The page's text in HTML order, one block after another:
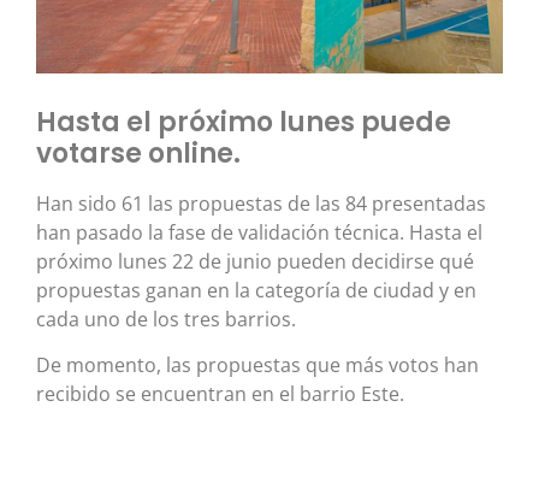
Hasta el próximo lunes puede
votarse online.
Han sido 61 las propuestas de las 84 presentadas
han pasado la fase de validación técnica. Hasta el
próximo lunes 22 de junio pueden decidirse qué
propuestas ganan en la categoría de ciudad y en
cada uno de los tres barrios.
De momento, las propuestas que más votos han
recibido se encuentran en el barrio Este.